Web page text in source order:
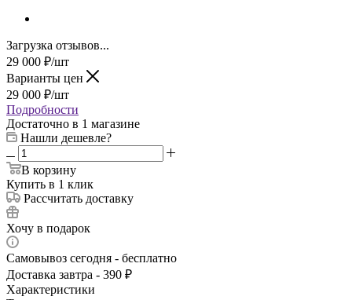
Загрузка отзывов...
29 000 ₽/шт
Варианты цен
29 000 ₽/шт
Подробности
Достаточно в 1 магазине
Нашли дешевле?
В корзину
Купить в 1 клик
Рассчитать доставку
Хочу в подарок
Самовывоз сегодня - бесплатно
Доставка завтра - 390 ₽
Характеристики